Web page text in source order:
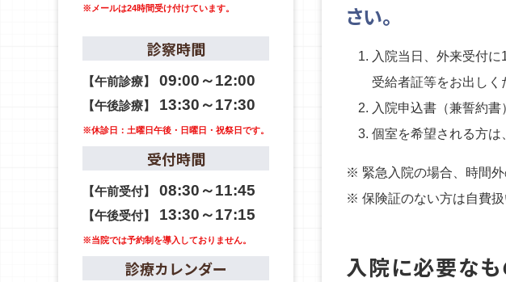
さい。
入院当日、外来受付
受給者証等をお出しく
入院申込書（兼誓約
個室を希望される方は
※ 緊急入院の場合、時間外
※ 保険証のない方は自費扱
入院に必要な
※メールは24時間受け付けています。
診察時間
【午前診療】 09:00～12:00
【午後診療】 13:30～17:30
※休診日：土曜日午後・日曜日・祝祭日です。
受付時間
【午前受付】 08:30～11:45
【午後受付】 13:30～17:15
※当院では予約制を導入しておりません。
診療カレンダー